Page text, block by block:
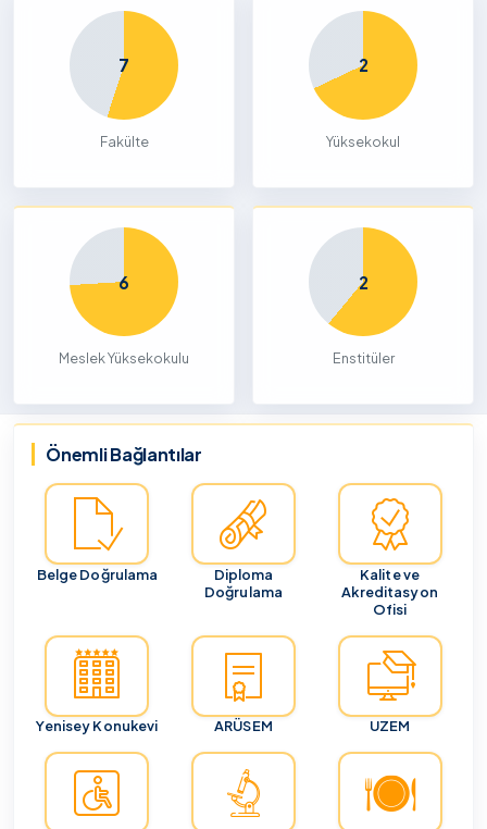
7
Fakülte
2
Yüksekokul
6
Meslek Yüksekokulu
2
Enstitüler
Önemli Bağlantılar
Belge Doğrulama
Diploma
Doğrulama
Kalite ve
Akreditasyon
Ofisi
Yenisey Konukevi ARÜSEM UZEM